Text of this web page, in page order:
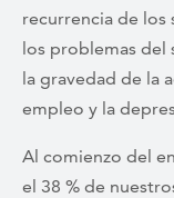
recurrencia de los
los problemas del
la gravedad de la
empleo y la
Al comienzo del
el 38 % de